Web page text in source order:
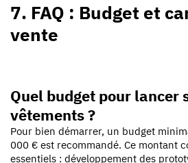
7. FAQ : Budget et
vente
Quel budget pour lancer
vêtements ?
Pour bien démarrer, un budget
000 € est recommandé. Ce montant
essentiels : développement des